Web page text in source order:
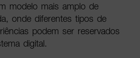
modelo mais amplo de
onde diferentes tipos de
podem ser reservados
digital.